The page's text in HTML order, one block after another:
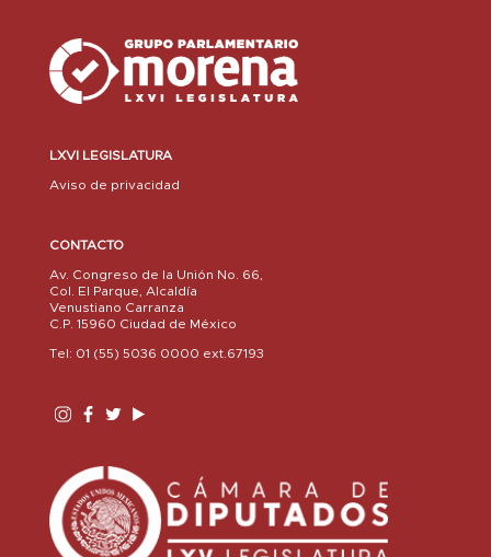
LXVI LEGISLATURA
Aviso de privacidad
CONTACTO
Av. Congreso de la Unión No. 66,
Col. El Parque, Alcaldía
Venustiano Carranza
C.P. 15960 Ciudad de México
Tel: 01 (55) 5036 0000 ext.67193